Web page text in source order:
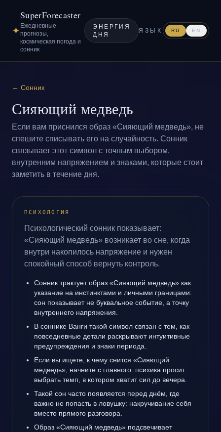
✦
SuperForecaster
Ежедневные
прогнозы,
космическая погода и
сонник
ЭНЕРГИЯ
ДНЯ
ЯЗЫК RU EN
← Сонник
Сияющий медведь
Если вам приснился образ «Сияющий медведь», не
спешите списывать его на случайность. Сонник
связывает этот символ с точным выбором,
внутренним напряжением и знаками, которые стоит
заметить в течение дня.
ПСИХОЛОГИЯ
Психологический сонник показывает:
«Сияющий медведь» возникает во сне, когда
внутри накопилось напряжение и нужен
спокойный способ вернуть контроль.
Сонник трактует образ «Сияющий медведь» как
указание на инстинктами и личными границами:
сон показывает не буквальное событие, а точку
внутреннего напряжения.
В соннике Ванги такой символ связан с тем, как
повседневные детали раскрывают интуитивные
предупреждения и знаки периода.
Если вы ищете, к чему снится «Сияющий
медведь», начните с главного: психика просит
выбрать темп, в котором хватит сил до вечера.
Такой сон часто появляется перед днём, где
важно не попасть в ловушку: накручивание себя
вместо прямого разговора.
Образ «Сияющий медведь» подсвечивает